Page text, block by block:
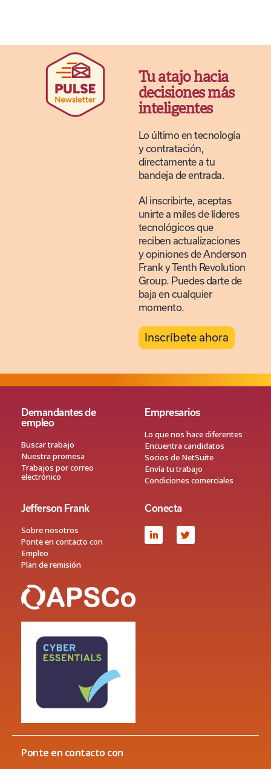
Tu atajo hacia
decisiones más
inteligentes
Lo último en tecnología
y contratación,
directamente a tu
bandeja de entrada.
Al inscribirte, aceptas
unirte a miles de líderes
tecnológicos que
reciben actualizaciones
y opiniones de Anderson
Frank y Tenth Revolution
Group. Puedes darte de
baja en cualquier
momento.
Inscríbete ahora
Demandantes de
empleo
Buscar trabajo
Nuestra promesa
Trabajos por correo
electrónico
Empresarios
Lo que nos hace diferentes
Encuentra candidatos
Socios de NetSuite
Envía tu trabajo
Condiciones comerciales
Jefferson Frank
Sobre nosotros
Ponte en contacto con
Empleo
Plan de remisión
Conecta
Ponte en contacto con